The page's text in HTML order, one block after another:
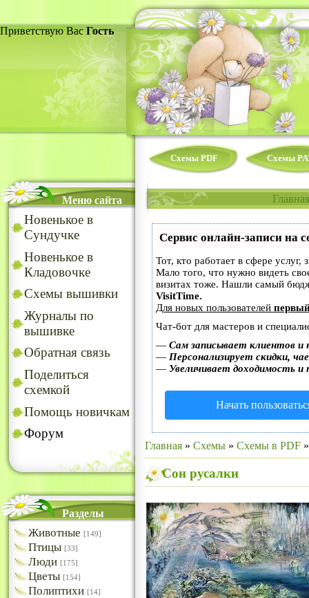
Приветствую Вас Гость
Схемы PDF Схемы
Меню сайта
Новенькое в
Сундучке
Новенькое в
Кладовочке
Схемы вышивки
Журналы по
вышивке
Обратная связь
Поделиться
схемкой
Помощь новичкам
Форум
Разделы
Животные [149]
Птицы [33]
Люди [175]
Цветы [154]
Полиптихи [14]
Главная
Сервис онлайн-записи на
Тот, кто работает в сфере услуг,
Мало того, что нужно видеть
визитах тоже. Нашли самый
VisitTime.
Для новых пользователей
Чат-бот для мастеров и
— Сам записывает клиентов и
— Персонализирует скидки,
— Увеличивает доходимость
Начать
Главная » Схемы » Схемы в PDF
Сон русалки